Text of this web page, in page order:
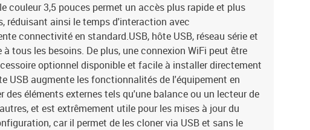
couleur 3,5 pouces permet un accès plus rapide et plus
réduisant ainsi le temps d'interaction avec
connectivité en standard.USB, hôte USB, réseau série et
tous les besoins. De plus, une connexion WiFi peut être
optionnel disponible et facile à installer directement
USB augmente les fonctionnalités de l'équipement en
des éléments externes tels qu'une balance ou un lecteur de
et est extrêmement utile pour les mises à jour du
car il permet de les cloner via USB et sans le